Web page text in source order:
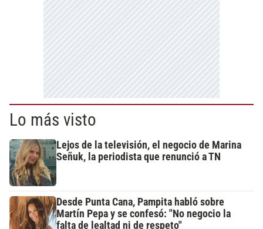
Lo más visto
Lejos de la televisión, el negocio de Marina
Señuk, la periodista que renunció a TN
Desde Punta Cana, Pampita habló sobre
Martín Pepa y se confesó: "No negocio la
falta de lealtad ni de respeto"